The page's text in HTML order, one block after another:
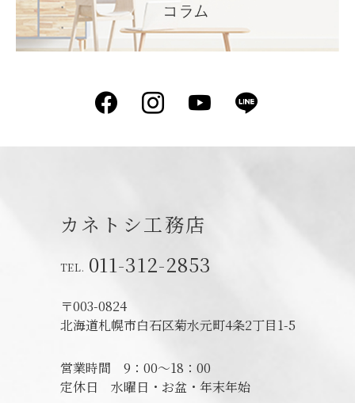
Facebook
Instagram
YouTube
カネトシ工務店
011-312-2853
〒003-0824
北海道札幌市白石区菊水元町4条2丁目1-5
営業時間 9：00～18：00
定休日 水曜日・お盆・年末年始